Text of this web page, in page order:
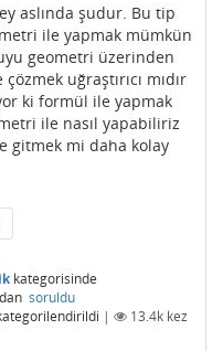
aslında şudur. Bu tip
ile yapmak mümkün
geometri üzerinden
uğraştırıcı mıdır
ki formül ile yapmak
ile nasıl yapabiliriz
gitmek mi daha kolay
kategorisinde
soruldu
| 13.4k kez